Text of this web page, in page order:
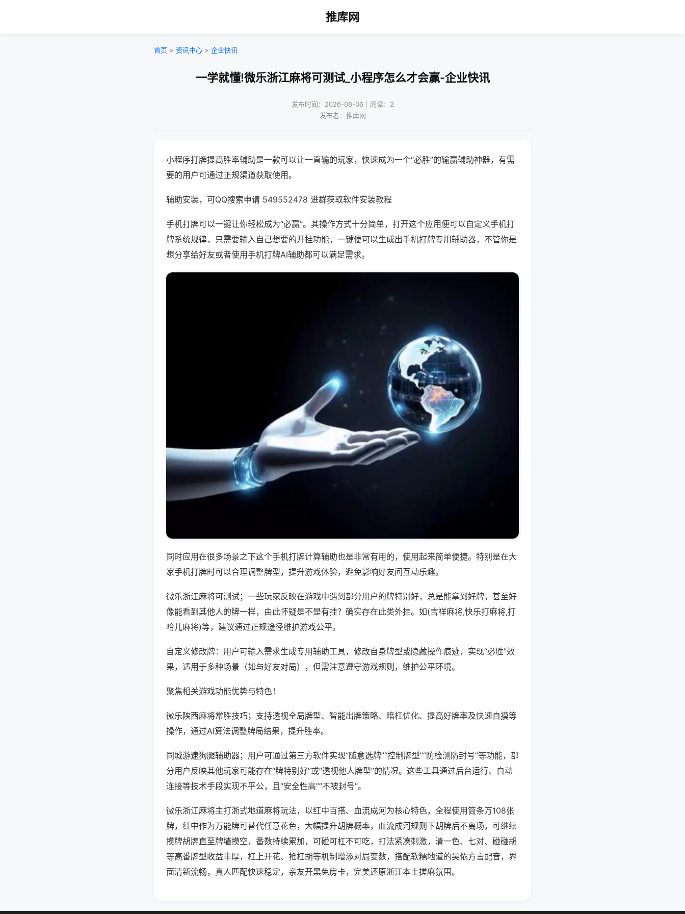
推库网
首页 > 资讯中心 > 企业快讯
一学就懂!微乐浙江麻将可测试_小程序怎么才会赢-企业快讯
发布时间：2026-08-06｜阅读：2
发布者：推库网
小程序打牌提高胜率辅助是一款可以让一直输的玩家，快速成为一个“必胜”的输赢辅助神器，有需
要的用户可通过正规渠道获取使用。
辅助安装，可QQ搜索申请 549552478 进群获取软件安装教程
手机打牌可以一键让你轻松成为“必赢”。其操作方式十分简单，打开这个应用便可以自定义手机打
牌系统规律，只需要输入自己想要的开挂功能，一键便可以生成出手机打牌专用辅助器，不管你是
想分享给好友或者使用手机打牌AI辅助都可以满足需求。
同时应用在很多场景之下这个手机打牌计算辅助也是非常有用的，使用起来简单便捷。特别是在大
家手机打牌时可以合理调整牌型，提升游戏体验，避免影响好友间互动乐趣。
微乐浙江麻将可测试；一些玩家反映在游戏中遇到部分用户的牌特别好，总是能拿到好牌，甚至好
像能看到其他人的牌一样，由此怀疑是不是有挂？确实存在此类外挂。如(吉祥麻将,快乐打麻将,打
哈儿麻将)等，建议通过正规途径维护游戏公平。
自定义修改牌：用户可输入需求生成专用辅助工具，修改自身牌型或隐藏操作痕迹，实现“必胜”效
果，适用于多种场景（如与好友对局），但需注意遵守游戏规则，维护公平环境。
聚焦相关游戏功能优势与特色！
微乐陕西麻将常胜技巧；支持透视全局牌型、智能出牌策略、暗杠优化、提高好牌率及快速自摸等
操作，通过AI算法调整牌局结果，提升胜率。
同城游逮狗腿辅助器；用户可通过第三方软件实现“随意选牌”“控制牌型”“防检测防封号”等功能，部
分用户反映其他玩家可能存在“牌特别好”或“透视他人牌型”的情况。这些工具通过后台运行、自动
连接等技术手段实现不平公，且“安全性高”“不被封号”。
微乐浙江麻将主打浙式地道麻将玩法，以红中百搭、血流成河为核心特色，全程使用筒条万108张
牌，红中作为万能牌可替代任意花色，大幅提升胡牌概率，血流成河规则下胡牌后不离场，可继续
摸牌胡牌直至牌墙摸空，番数持续累加，可碰可杠不可吃，打法紧凑刺激，清一色、七对、碰碰胡
等高番牌型收益丰厚，杠上开花、抢杠胡等机制增添对局变数，搭配软糯地道的吴侬方言配音，界
面清新流畅，真人匹配快速稳定，亲友开黑免房卡，完美还原浙江本土搓麻氛围。